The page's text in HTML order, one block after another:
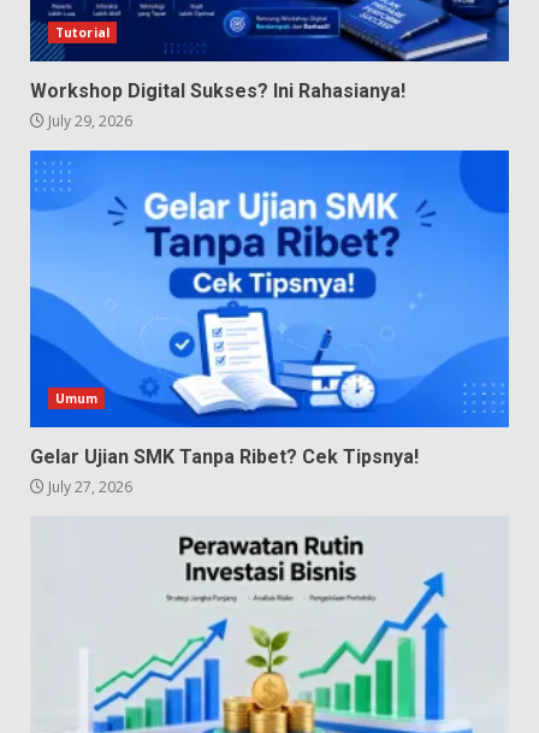
Tutorial
Workshop Digital Sukses? Ini Rahasianya!
July 29, 2026
Umum
Gelar Ujian SMK Tanpa Ribet? Cek Tipsnya!
July 27, 2026